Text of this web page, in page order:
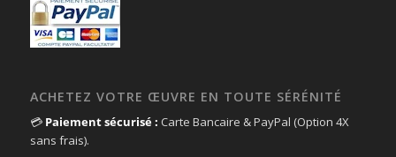
ACHETEZ VOTRE ŒUVRE EN TOUTE SÉRÉNITÉ
💳 Paiement sécurisé : Carte Bancaire & PayPal (Option 4X
sans frais).